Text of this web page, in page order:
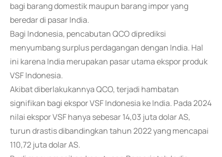
bagi barang domestik maupun barang impor yang
beredar di pasar India.
Bagi Indonesia, pencabutan QCO diprediksi
menyumbang surplus perdagangan dengan India. Hal
ini karena India merupakan pasar utama ekspor produk
VSF Indonesia.
Akibat diberlakukannya QCO, terjadi hambatan
signifikan bagi ekspor VSF Indonesia ke India. Pada 2024
nilai ekspor VSF hanya sebesar 14,03 juta dolar AS,
turun drastis dibandingkan tahun 2022 yang mencapai
110,72 juta dolar AS.